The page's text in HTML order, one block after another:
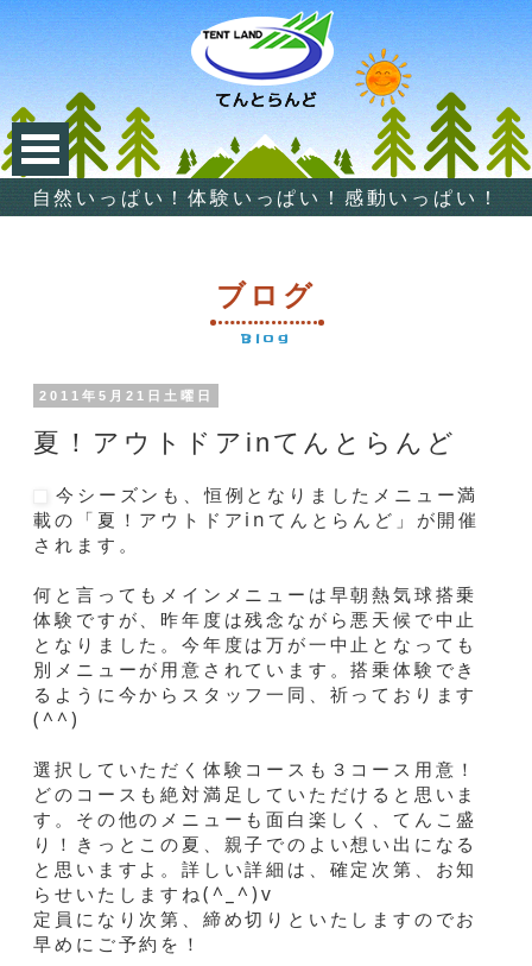
自然いっぱい！体験いっぱい！感動いっぱい！
ブログ
Blog
2011年5月21日土曜日
夏！アウトドアinてんとらんど
今シーズンも、恒例となりましたメニュー満
載の「夏！アウトドアinてんとらんど」が開催
されます。
何と言ってもメインメニューは早朝熱気球搭乗
体験ですが、昨年度は残念ながら悪天候で中止
となりました。今年度は万が一中止となっても
別メニューが用意されています。搭乗体験でき
るように今からスタッフ一同、祈っております
(^^)
選択していただく体験コースも３コース用意！
どのコースも絶対満足していただけると思いま
す。その他のメニューも面白楽しく、てんこ盛
り！きっとこの夏、親子でのよい想い出になる
と思いますよ。詳しい詳細は、確定次第、お知
らせいたしますね(^_^)v
定員になり次第、締め切りといたしますのでお
早めにご予約を！